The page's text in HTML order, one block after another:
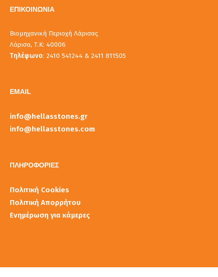
ΕΠΙΚΟΙΝΩΝΙΑ
Βιομηχανική Περιοχή Λάρισας
Λάρισα, Τ.Κ: 40006
Τηλέφωνο: 2410 541244 & 2411 811505
EMAIL
info@hellasstones.gr
info@hellasstones.com
ΠΛΗΡΟΦΟΡΙΕΣ
Πολιτική Cookies
Πολιτική Απορρήτου
Ενημέρωση για κάμερες